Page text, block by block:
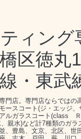
ィン
区徳丸
・東
門店。専門店ならではの
ースコート(ジ・エッジ、
ルガラスコート(class Ｒ
親水)など計7種類のガラ
、豊島、文京、北区、世